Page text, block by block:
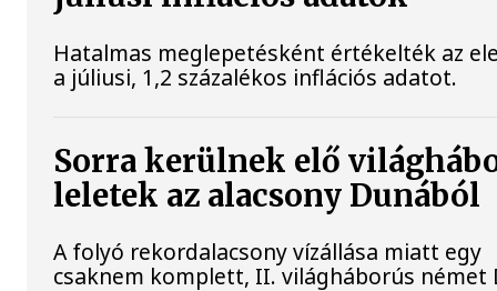
Hatalmas meglepetésként értékelték az
a júliusi, 1,2 százalékos inflációs adatot.
Sorra kerülnek elő
leletek az alacsony Dunából
A folyó rekordalacsony vízállása miatt egy
csaknem komplett, II. világháborús német